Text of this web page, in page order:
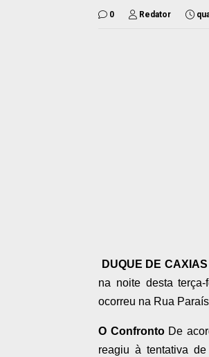
0 Redator
DUQUE DE CAXIAS
na noite desta terça-
ocorreu na Rua
O ConfrontoDe
reagiu à tentativa